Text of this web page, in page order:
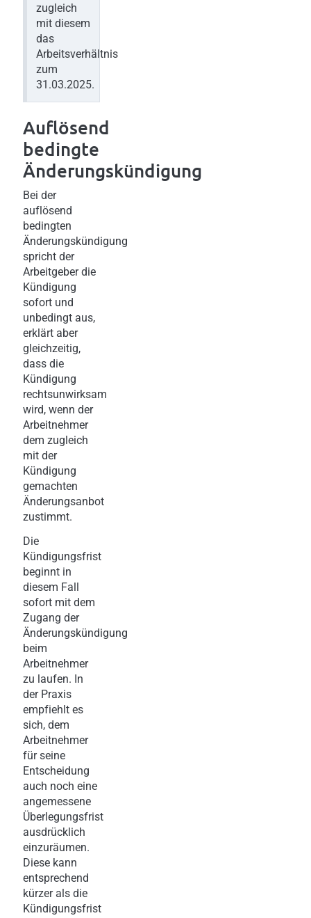
zugleich
mit diesem
das
Arbeitsverhältnis
zum
31.03.2025.
Auflösend
bedingte
Änderungskündigung
Bei der
auflösend
bedingten
Änderungskündigung
spricht der
Arbeitgeber die
Kündigung
sofort und
unbedingt aus,
erklärt aber
gleichzeitig,
dass die
Kündigung
rechtsunwirksam
wird, wenn der
Arbeitnehmer
dem zugleich
mit der
Kündigung
gemachten
Änderungsanbot
zustimmt.
Die
Kündigungsfrist
beginnt in
diesem Fall
sofort mit dem
Zugang der
Änderungskündigung
beim
Arbeitnehmer
zu laufen. In
der Praxis
empfiehlt es
sich, dem
Arbeitnehmer
für seine
Entscheidung
auch noch eine
angemessene
Überlegungsfrist
ausdrücklich
einzuräumen.
Diese kann
entsprechend
kürzer als die
Kündigungsfrist